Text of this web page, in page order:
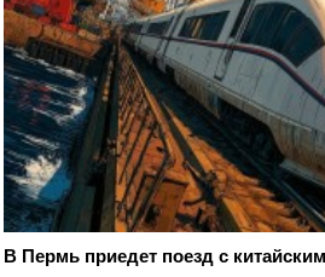
В Пермь приедет поезд с